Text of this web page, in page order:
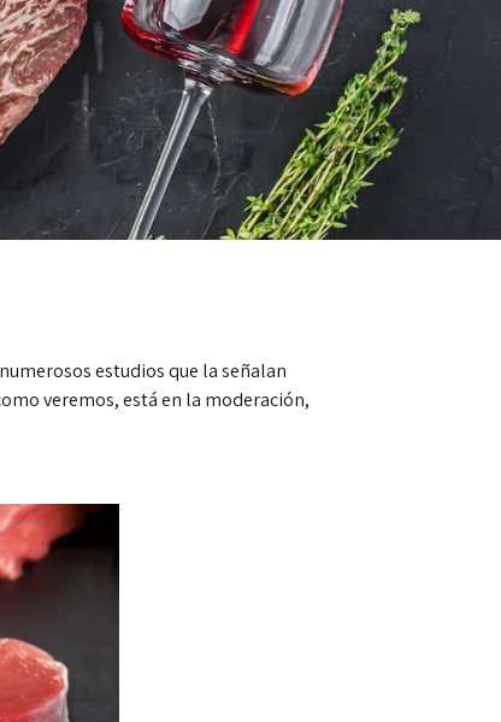
estudios que la señalan
veremos, está en la moderación,